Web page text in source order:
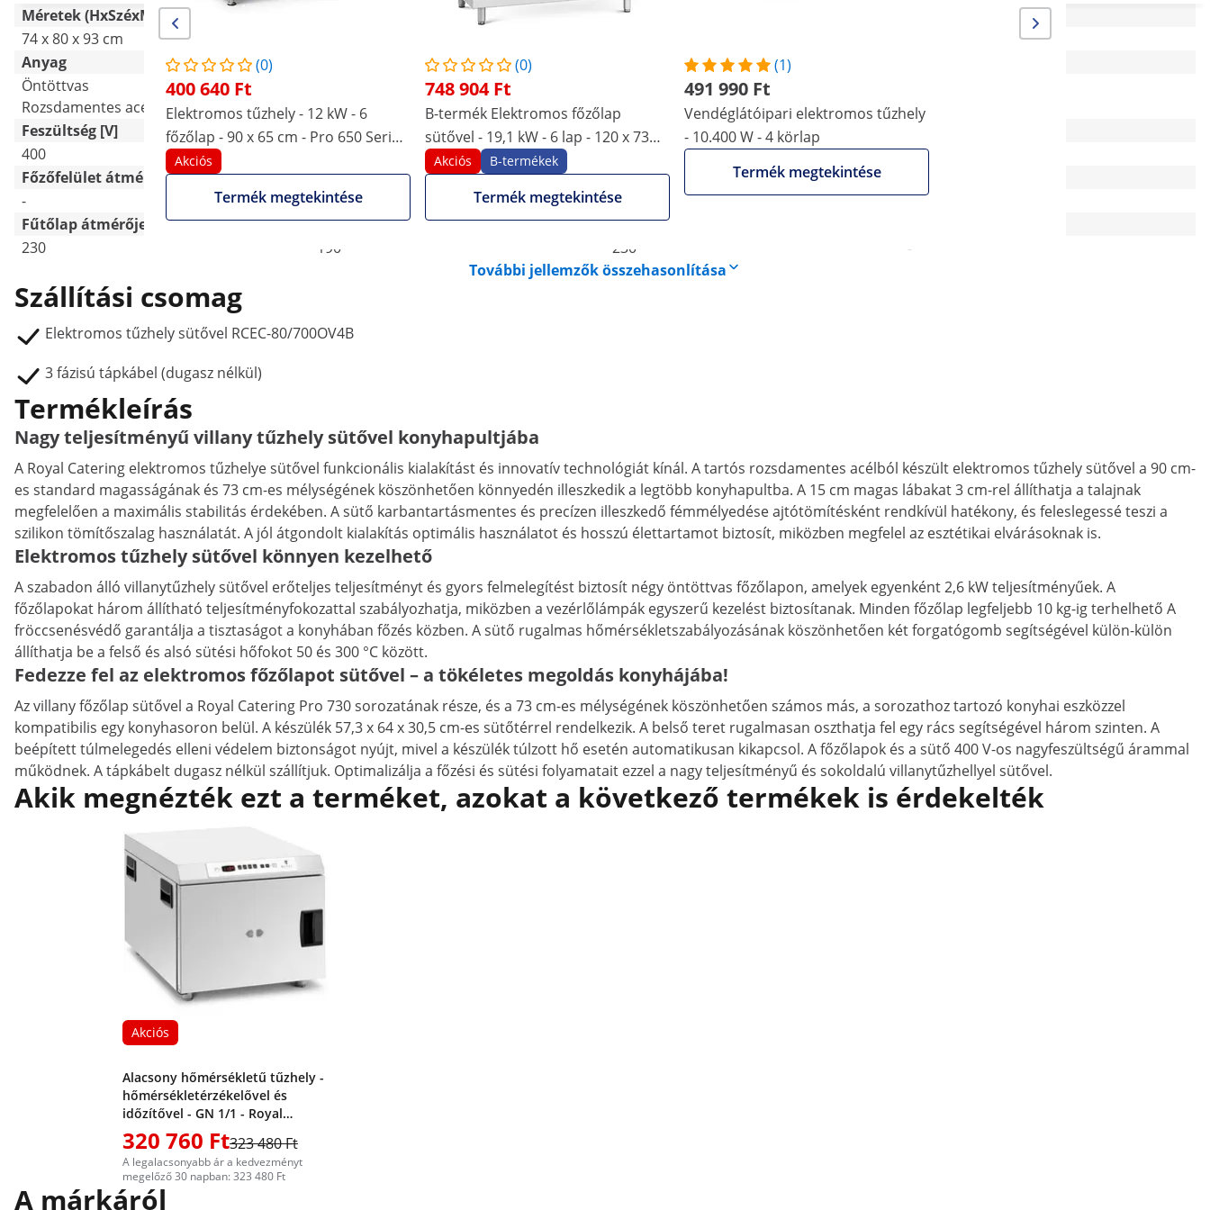
Méretek (HxSzéxMa)
74 x 80 x 93 cm
Anyag
Öntöttvas
Rozsdamentes acél (430)
Rozsdamentes acél
Öntöttvas
Rozsdamentes acél
Öntöttvas
Öntöttvas
Feszültség [V]
400
400
Főzőfelület átmérője [cm]
-
- -
4 x 22
Fűtőlap átmérője [mm]
230
190 230
-
További jellemzők összehasonlítása
Szállítási csomag
Elektromos tűzhely sütővel RCEC-80/700OV4B
3 fázisú tápkábel (dugasz nélkül)
(0)
400 640 Ft
Elektromos tűzhely - 12 kW - 6
főzőlap - 90 x 65 cm - Pro 650 Series
- Royal Catering
Akciós
Termék megtekintése
(0)
748 904 Ft
B-termék Elektromos főzőlap
sütővel - 19,1 kW - 6 lap - 120 x 73
cm - Pro 730 Series - Royal Catering
Akciós B-termékek
Termék megtekintése
(1)
491 990 Ft
Vendéglátóipari elektromos tűzhely
- 10.400 W - 4 körlap
Termék megtekintése
Termékleírás
Nagy teljesítményű villany tűzhely sütővel konyhapultjába
A Royal Catering elektromos tűzhelye sütővel funkcionális kialakítást és innovatív technológiát kínál. A tartós rozsdamentes acélból készült elektromos tűzhely sütővel a 90 cm-
es standard magasságának és 73 cm-es mélységének köszönhetően könnyedén illeszkedik a legtöbb konyhapultba. A 15 cm magas lábakat 3 cm-rel állíthatja a talajnak
megfelelően a maximális stabilitás érdekében. A sütő karbantartásmentes és precízen illeszkedő fémmélyedése ajtótömítésként rendkívül hatékony, és feleslegessé teszi a
szilikon tömítőszalag használatát. A jól átgondolt kialakítás optimális használatot és hosszú élettartamot biztosít, miközben megfelel az esztétikai elvárásoknak is.
Elektromos tűzhely sütővel könnyen kezelhető
A szabadon álló villanytűzhely sütővel erőteljes teljesítményt és gyors felmelegítést biztosít négy öntöttvas főzőlapon, amelyek egyenként 2,6 kW teljesítményűek. A
főzőlapokat három állítható teljesítményfokozattal szabályozhatja, miközben a vezérlőlámpák egyszerű kezelést biztosítanak. Minden főzőlap legfeljebb 10 kg-ig terhelhető A
fröccsenésvédő garantálja a tisztaságot a konyhában főzés közben. A sütő rugalmas hőmérsékletszabályozásának köszönhetően két forgatógomb segítségével külön-külön
állíthatja be a felső és alsó sütési hőfokot 50 és 300 °C között.
Fedezze fel az elektromos főzőlapot sütővel – a tökéletes megoldás konyhájába!
Az villany főzőlap sütővel a Royal Catering Pro 730 sorozatának része, és a 73 cm-es mélységének köszönhetően számos más, a sorozathoz tartozó konyhai eszközzel
kompatibilis egy konyhasoron belül. A készülék 57,3 x 64 x 30,5 cm-es sütőtérrel rendelkezik. A belső teret rugalmasan oszthatja fel egy rács segítségével három szinten. A
beépített túlmelegedés elleni védelem biztonságot nyújt, mivel a készülék túlzott hő esetén automatikusan kikapcsol. A főzőlapok és a sütő 400 V-os nagyfeszültségű árammal
működnek. A tápkábelt dugasz nélkül szállítjuk. Optimalizálja a főzési és sütési folyamatait ezzel a nagy teljesítményű és sokoldalú villanytűzhellyel sütővel.
Akik megnézték ezt a terméket, azokat a következő termékek is érdekelték
Akciós
Alacsony hőmérsékletű tűzhely -
hőmérsékletérzékelővel és
időzítővel - GN 1/1 - Royal
Catering
320 760 Ft323 480 Ft
A legalacsonyabb ár a kedvezményt
megelőző 30 napban: 323 480 Ft
A márkáról